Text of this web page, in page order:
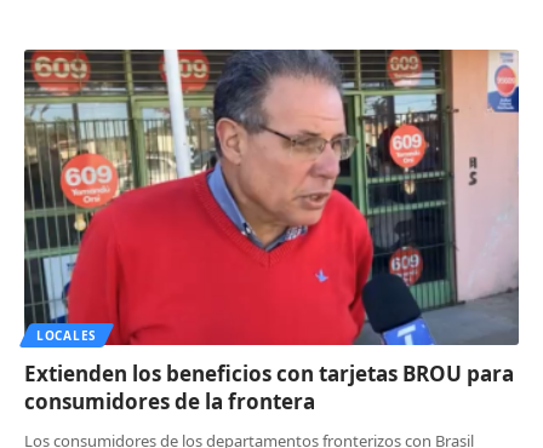
LOCALES
Extienden los beneficios con tarjetas BROU para
consumidores de la frontera
Los consumidores de los departamentos fronterizos con Brasil